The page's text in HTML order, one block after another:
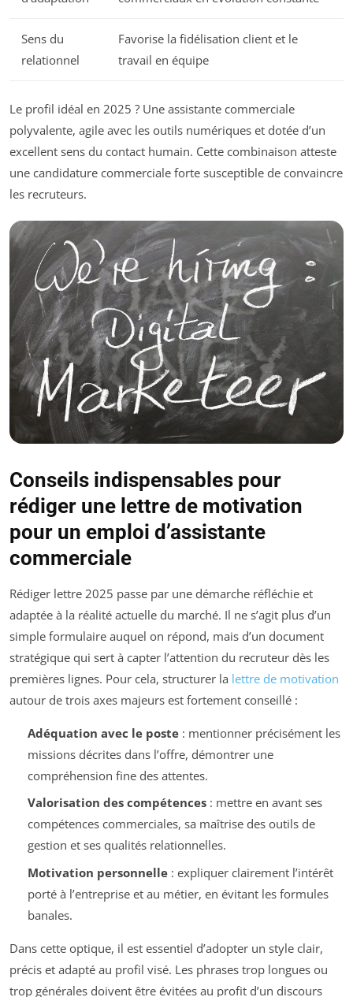
Sens du
relationnel
Favorise la fidélisation client et le
travail en équipe
Le profil idéal en 2025 ? Une assistante commerciale
polyvalente, agile avec les outils numériques et dotée d’un
excellent sens du contact humain. Cette combinaison atteste
une candidature commerciale forte susceptible de convaincre
les recruteurs.
Conseils indispensables pour
rédiger une lettre de motivation
pour un emploi d’assistante
commerciale
Rédiger lettre 2025 passe par une démarche réfléchie et
adaptée à la réalité actuelle du marché. Il ne s’agit plus d’un
simple formulaire auquel on répond, mais d’un document
stratégique qui sert à capter l’attention du recruteur dès les
premières lignes. Pour cela, structurer la lettre de motivation
autour de trois axes majeurs est fortement conseillé :
Adéquation avec le poste: mentionner précisément les
missions décrites dans l’offre, démontrer une
compréhension fine des attentes.
Valorisation des compétences: mettre en avant ses
compétences commerciales, sa maîtrise des outils de
gestion et ses qualités relationnelles.
Motivation personnelle: expliquer clairement l’intérêt
porté à l’entreprise et au métier, en évitant les formules
banales.
Dans cette optique, il est essentiel d’adopter un style clair,
précis et adapté au profil visé. Les phrases trop longues ou
trop générales doivent être évitées au profit d’un discours